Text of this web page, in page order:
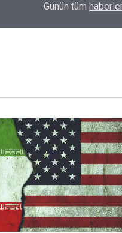
Kadın kılığında geldi,
Günün tüm